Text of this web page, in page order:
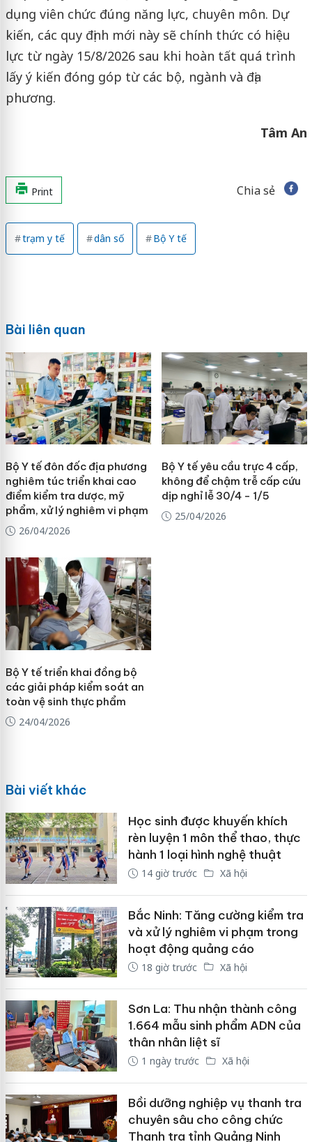
dụng viên chức đúng năng lực, chuyên môn. Dự
kiến, các quy định mới này sẽ chính thức có hiệu
lực từ ngày 15/8/2026 sau khi hoàn tất quá trình
lấy ý kiến đóng góp từ các bộ, ngành và địa
phương.
Tâm An
Print Chia sẻ
trạm y tế dân số Bộ Y tế
Bài liên quan
Bộ Y tế đôn đốc địa phương
nghiêm túc triển khai cao
điểm kiểm tra dược, mỹ
phẩm, xử lý nghiêm vi phạm
26/04/2026
Bộ Y tế yêu cầu trực 4 cấp,
không để chậm trễ cấp cứu
dịp nghỉ lễ 30/4 - 1/5
25/04/2026
Bộ Y tế triển khai đồng bộ
các giải pháp kiểm soát an
toàn vệ sinh thực phẩm
24/04/2026
Bài viết khác
Học sinh được khuyến khích
rèn luyện 1 môn thể thao, thực
hành 1 loại hình nghệ thuật
14 giờ trước Xã hội
Bắc Ninh: Tăng cường kiểm tra
và xử lý nghiêm vi phạm trong
hoạt động quảng cáo
18 giờ trước Xã hội
Sơn La: Thu nhận thành công
1.664 mẫu sinh phẩm ADN của
thân nhân liệt sĩ
1 ngày trước Xã hội
Bồi dưỡng nghiệp vụ thanh tra
chuyên sâu cho công chức
Thanh tra tỉnh Quảng Ninh